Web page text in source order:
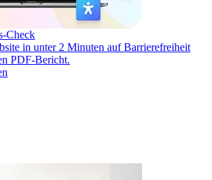
Check
in unter 2 Minuten auf Barrierefreiheit
PDF-Bericht.